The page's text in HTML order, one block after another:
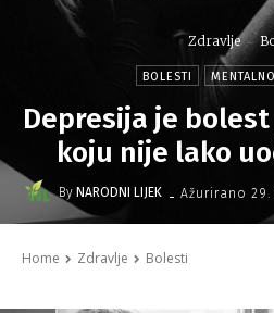
Zdravlje
BOLESTI
Depresija je
koju nije lako
By NARODNI LIJEK - Ažurirano 29.
Home Zdravlje Bolesti